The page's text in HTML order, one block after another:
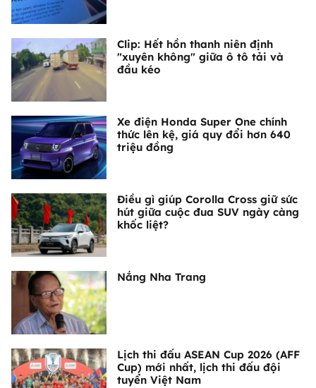
Clip: Hết hồn thanh niên định
"xuyên không" giữa ô tô tải và
đầu kéo
Xe điện Honda Super One chính
thức lên kệ, giá quy đổi hơn 640
triệu đồng
Điều gì giúp Corolla Cross giữ sức
hút giữa cuộc đua SUV ngày càng
khốc liệt?
Nắng Nha Trang
Lịch thi đấu ASEAN Cup 2026 (AFF
Cup) mới nhất, lịch thi đấu đội
tuyển Việt Nam